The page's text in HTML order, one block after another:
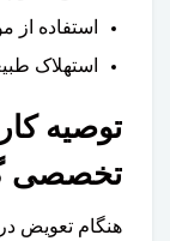
استفاده از
استهلاک
توصیه
تخصصی
هنگام تعویض